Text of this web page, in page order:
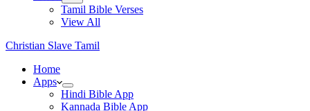
Tamil Bible Verses
View All
Christian Slave Tamil
Home
Apps
Hindi Bible App
Kannada Bible App